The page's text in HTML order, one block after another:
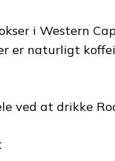
i Western
er naturligt
ved at drikke